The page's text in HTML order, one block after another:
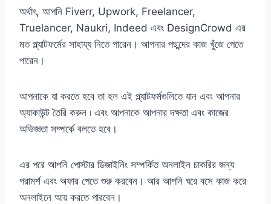
অর্থাৎ, আপনি Fiverr, Upwork, Freelancer,
Truelancer, Naukri, Indeed এবং DesignCrowd এর
মত প্ল্যাটফর্মের সাহায্য নিতে পারেন। আপনার পছন্দের কাজ খুঁজে পেতে
পারেন।
আপনাকে যা করতে হবে তা হল এই প্ল্যাটফর্মগুলিতে যান এবং আপনার
অ্যাকাউন্ট তৈরি করুন ৷ এবং আপনাকে আপনার দক্ষতা এবং কাজের
অভিজ্ঞতা সম্পর্কে বলতে হবে।
এর পরে আপনি পোস্টার ডিজাইনিং সম্পর্কিত অনলাইন চাকরির জন্য
পরামর্শ এবং অফার পেতে শুরু করবেন। আর আপনি ঘরে বসে কাজ করে
অনলাইনে আয় করতে পারবেন।